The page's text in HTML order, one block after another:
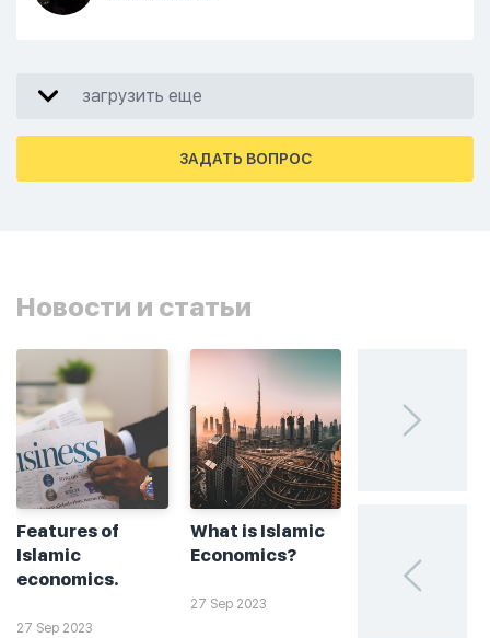
загрузить еще
ЗАДАТЬ ВОПРОС
Новости и статьи
Features of
Islamic
economics.
27 Sep 2023
What is Islamic
Economics?
27 Sep 2023
халяльное